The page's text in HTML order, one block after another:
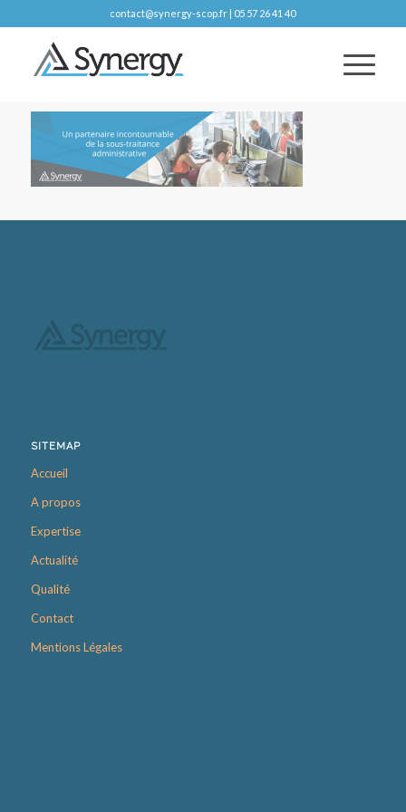
contact@synergy-scop.fr | 05 57 26 41 40
SITEMAP
Accueil
A propos
Expertise
Actualité
Qualité
Contact
Mentions Légales